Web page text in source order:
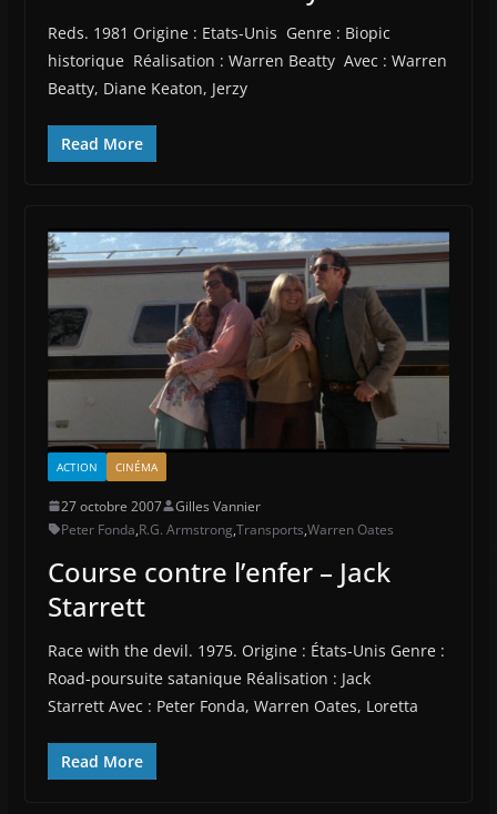
Reds. 1981 Origine : Etats-Unis Genre : Biopic
historique Réalisation : Warren Beatty Avec : Warren
Beatty, Diane Keaton, Jerzy
Read More
ACTION CINÉMA
27 octobre 2007
Gilles Vannier
Peter Fonda,R.G. Armstrong,Transports,Warren Oates
Course contre l’enfer – Jack
Starrett
Race with the devil. 1975. Origine : États-Unis Genre :
Road-poursuite satanique Réalisation : Jack
Starrett Avec : Peter Fonda, Warren Oates, Loretta
Read More